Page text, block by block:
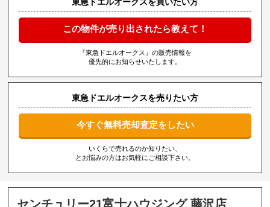
この物件が売り出されたら教えて！
『東急ドエルオークス』の販売情報を
優先的にお知らせいたします。
東急ドエルオークスを売りたい方
今すぐ無料売却査定をしたい
いくらで売れるのか知りたい、
とお悩みの方はお気軽にご相談下さい。
センチュリー21富士ハウジング 藤沢店